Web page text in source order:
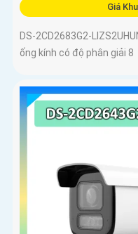
Giá
DS-2CD2683G2-
ống kính có độ phân giải 8